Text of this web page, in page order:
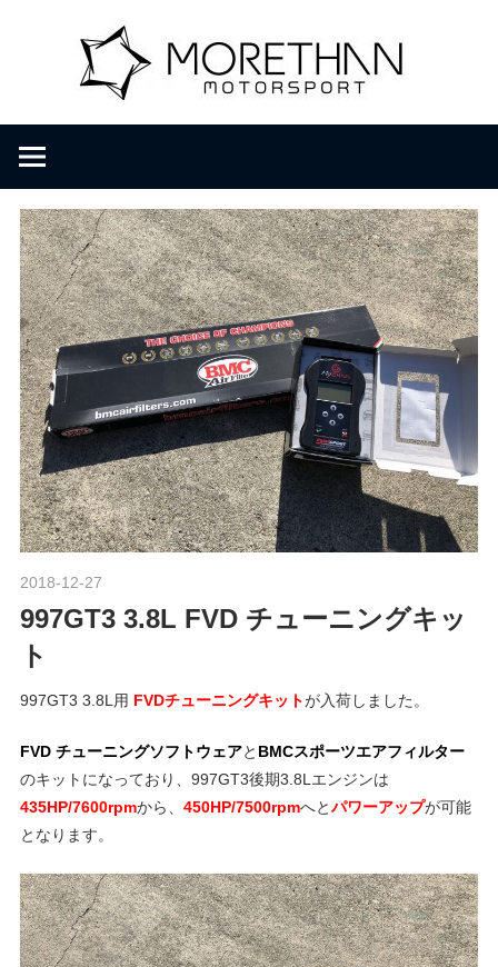
ツ
o
r
e
t
h
a
n
M
t
o
r
s
D
r
o
m
b
a
c
h
e
r
・
ポ
ル
シ
ェ
純
正
パ
ー
・
E
C
U
ュ
ー
ニ
2018-12-27
997GT3 3.8L FVD チューニングキッ
ト
997GT3 3.8L用 FVDチューニングキットが入荷しました。
FVD チューニングソフトウェアと BMCスポーツエアフィルター
のキットになっており、997GT3後期3.8Lエンジンは
435HP/7600rpmから、 450HP/7500rpmへとパワーアップが可能
となります。